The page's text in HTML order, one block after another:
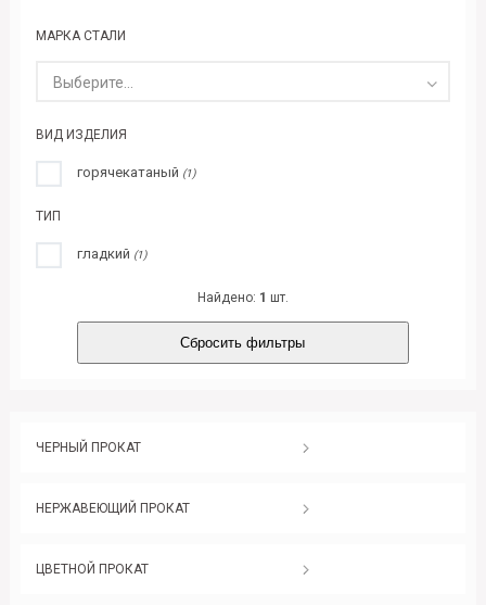
МАРКА СТАЛИ
Выберите...
ВИД ИЗДЕЛИЯ
горячекатаный (1)
ТИП
гладкий (1)
Найдено: 1 шт.
Сбросить фильтры
ЧЕРНЫЙ ПРОКАТ
НЕРЖАВЕЮЩИЙ ПРОКАТ
ЦВЕТНОЙ ПРОКАТ